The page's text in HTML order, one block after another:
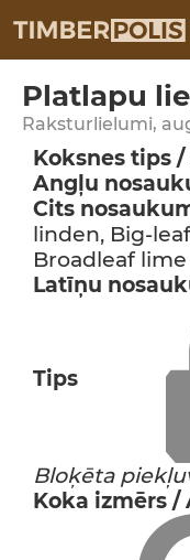
Platlapu
Raksturlielumi,
Koksnes tips /
Angļu
Cits
linden, Big-
Broadleaf lime
Latīņu
Tips
Bloķēta
Koka izmērs /